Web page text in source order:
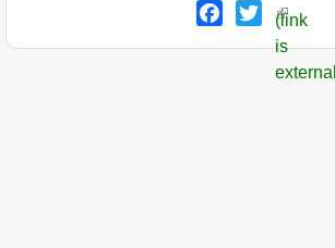
Facebook
Twitter
(link
is